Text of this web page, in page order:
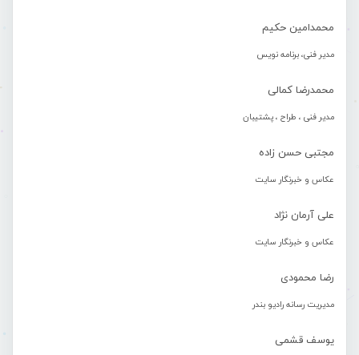
محمدامین حکیم
مدیر فنی، برنامه نویس
محمدرضا کمالی
مدیر فنی ، طراح ، پشتیبان
مجتبی حسن زاده
عکاس و خبرنگار سایت
علی آرمان نژاد
عکاس و خبرنگار سایت
رضا محمودی
مدیریت رسانه رادیو بندر
یوسف قشمی